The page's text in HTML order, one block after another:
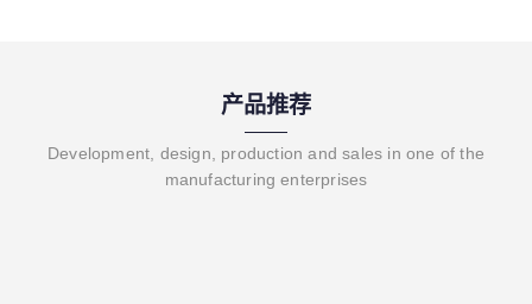
产品推荐
Development, design, production and sales in one of the
manufacturing enterprises